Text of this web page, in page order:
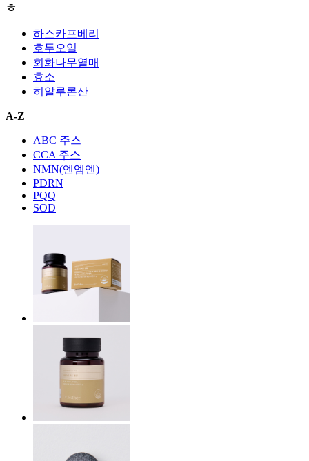
ㅎ
하스카프베리
호두오일
회화나무열매
효소
히알루론산
A-Z
ABC 주스
CCA 주스
NMN(엔엠엔)
PDRN
PQQ
SOD